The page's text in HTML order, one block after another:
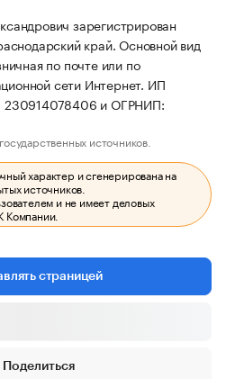
зарегистрирован
край. Основной вид
по почте или по
сети Интернет. ИП
230914078406 и ОГРНИП:
источников.
характер и сгенерирована на
источников.
и не имеет деловых
Компании.
страницей
Поделиться